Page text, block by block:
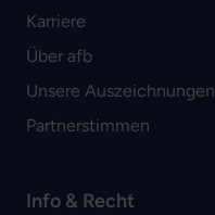
Karriere
Über afb
Unsere Auszeichnungen
Partnerstimmen
Info & Recht